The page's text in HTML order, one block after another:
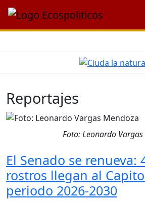
Reportajes
Foto: Leonardo
El Senado se renueva:
rostros llegan al
periodo 2026-2030